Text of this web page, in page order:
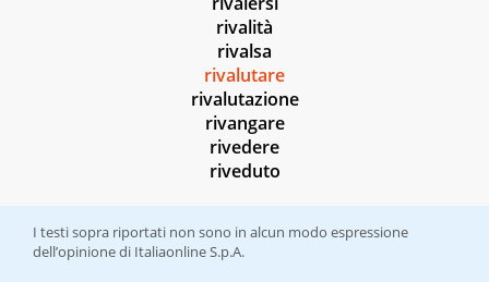
rivalità
rivalsa
rivalutare
rivalutazione
rivangare
rivedere
riveduto
I testi sopra riportati non sono in alcun modo espressione
dell’opinione di Italiaonline S.p.A.